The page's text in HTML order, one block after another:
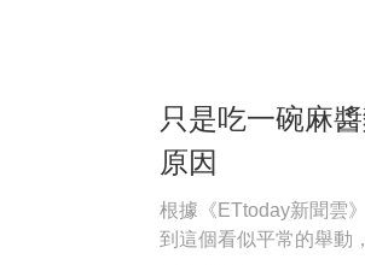
只是吃一碗麻
原因
根據《ETtoday新聞雲
到這個看似平常的舉動